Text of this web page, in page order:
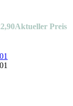
Aktueller Preis